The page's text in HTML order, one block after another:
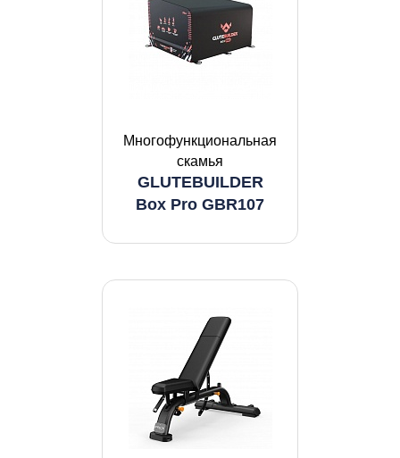
Многофункциональная
скамья
GLUTEBUILDER
Box Pro GBR107